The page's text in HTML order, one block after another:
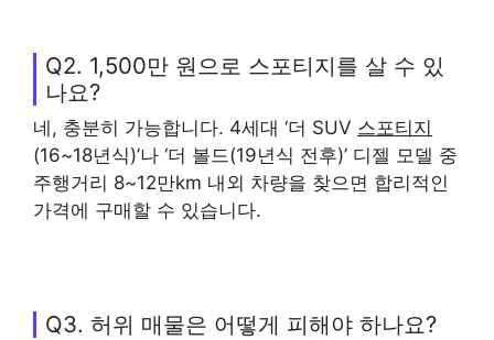
Q2. 1,500만 원으로 스포티지를 살 수 있
나요?
네, 충분히 가능합니다. 4세대 ‘더 SUV 스포티지
(16~18년식)’나 ‘더 볼드(19년식 전후)’ 디젤 모델 중
주행거리 8~12만km 내외 차량을 찾으면 합리적인
가격에 구매할 수 있습니다.
Q3. 허위 매물은 어떻게 피해야 하나요?